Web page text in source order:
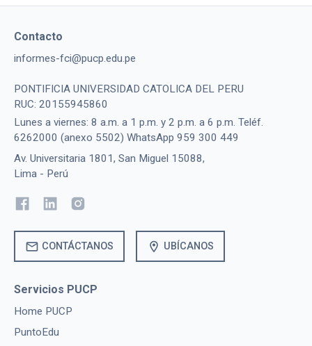
Contacto
informes-fci@pucp.edu.pe
PONTIFICIA UNIVERSIDAD CATOLICA DEL PERU
RUC: 20155945860
Lunes a viernes: 8 a.m. a 1 p.m. y 2 p.m. a 6 p.m. Teléf.
6262000 (anexo 5502) WhatsApp 959 300 449
Av. Universitaria 1801, San Miguel 15088,
Lima - Perú
mail CONTÁCTANOS location_on UBÍCANOS
Servicios PUCP
Home PUCP
PuntoEdu